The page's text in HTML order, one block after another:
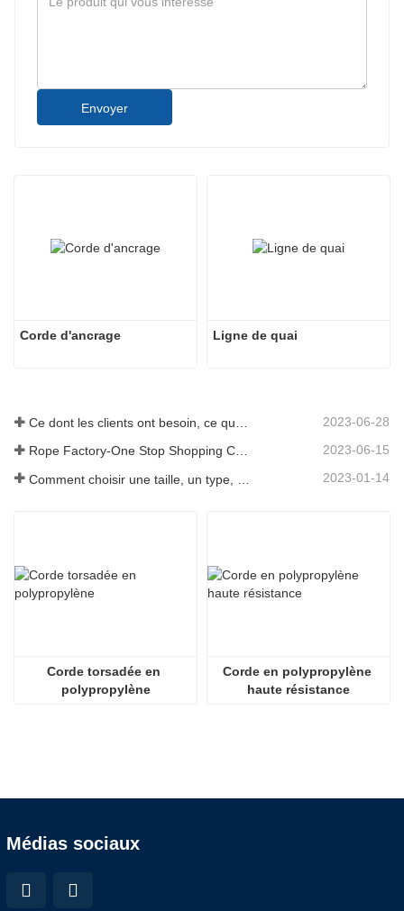
Envoyer
Corde d'ancrage Ligne de quai
2023-06-28
Rope Factory-One Stop Shopping Center-Tai an Rope LTD 2023-06-15
2023-01-14
Corde torsadée en
polypropylène
Corde en polypropylène
haute résistance
Médias sociaux